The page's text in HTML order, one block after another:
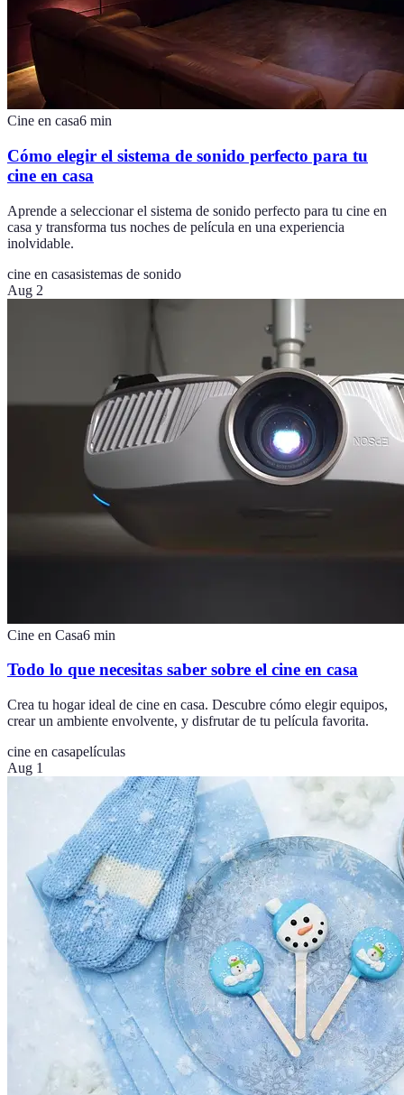
Cine en casa6 min
Cómo elegir el sistema de sonido perfecto para tu
cine en casa
Aprende a seleccionar el sistema de sonido perfecto para tu cine en
casa y transforma tus noches de película en una experiencia
inolvidable.
cine en casasistemas de sonido
Aug 2
Cine en Casa6 min
Todo lo que necesitas saber sobre el cine en casa
Crea tu hogar ideal de cine en casa. Descubre cómo elegir equipos,
crear un ambiente envolvente, y disfrutar de tu película favorita.
cine en casapelículas
Aug 1